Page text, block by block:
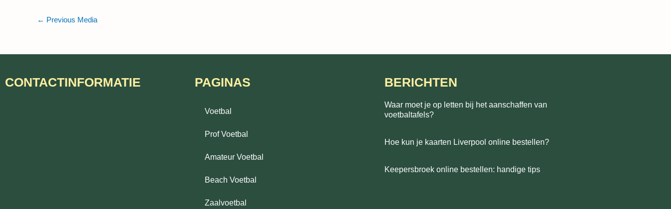
← Previous Media
CONTACTINFORMATIE PAGINAS
Voetbal
Prof Voetbal
Amateur Voetbal
Beach Voetbal
Zaalvoetbal
BERICHTEN
Waar moet je op letten bij het aanschaffen van
voetbaltafels?
Hoe kun je kaarten Liverpool online bestellen?
Keepersbroek online bestellen: handige tips